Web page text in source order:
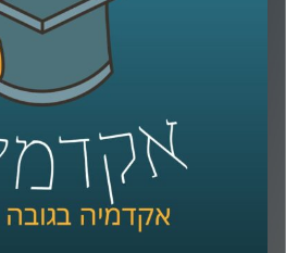
והמורכבת בכל הנוגע
אישה מעוררת השראה
מתיישבת לשעה באולפן.
קרדיט תמונות:AudioVersity